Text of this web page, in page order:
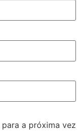
a próxima vez